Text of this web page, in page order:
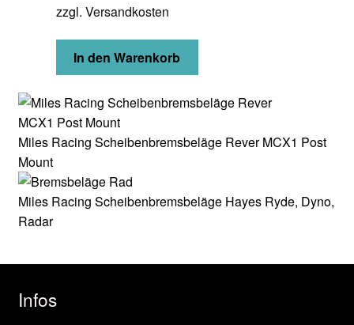
zzgl. Versandkosten
In den Warenkorb
Miles Racing Scheibenbremsbeläge Rever MCX1 Post
Mount
Miles Racing Scheibenbremsbeläge Hayes Ryde, Dyno,
Radar
Infos